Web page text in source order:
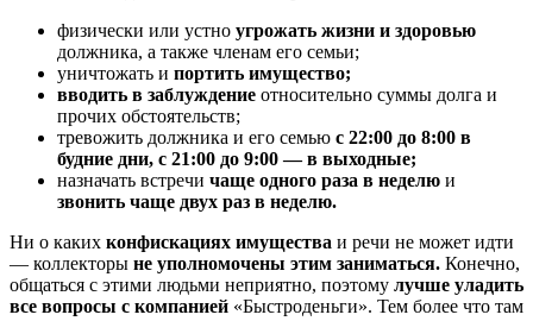
физически или устно угрожать жизни и здоровью
должника, а также членам его семьи;
уничтожать и портить имущество;
вводить в заблуждение относительно суммы долга и
прочих обстоятельств;
тревожить должника и его семью с 22:00 до 8:00 в
будние дни, с 21:00 до 9:00 — в выходные;
назначать встречи чаще одного раза в неделю и
звонить чаще двух раз в неделю.
Ни о каких конфискациях имущества и речи не может идти
— коллекторы не уполномочены этим заниматься. Конечно,
общаться с этими людьми неприятно, поэтому лучше уладить
все вопросы с компанией «Быстроденьги». Тем более что там